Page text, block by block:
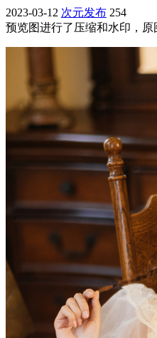
2023-03-12 次元发布 254
预览图进行了压缩和水印，原